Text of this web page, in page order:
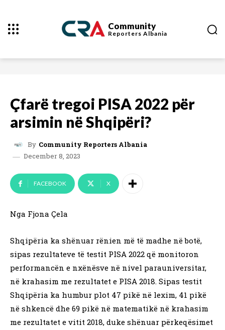
Community
Reporters Albania
Çfarë tregoi PISA 2022 për
arsimin në Shqipëri?
By Community Reporters Albania
December 8, 2023
FACEBOOK X
Nga Fjona Çela
Shqipëria ka shënuar rënien më të madhe në botë,
sipas rezultateve të testit PISA 2022 që monitoron
performancën e nxënësve në nivel parauniversitar,
në krahasim me rezultatet e PISA 2018. Sipas testit
Shqipëria ka humbur plot 47 pikë në lexim, 41 pikë
në shkencë dhe 69 pikë në matematikë në krahasim
me rezultatet e vitit 2018, duke shënuar përkeqësimet